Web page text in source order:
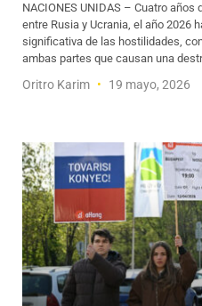
NACIONES UNIDAS – Cuatro
entre Rusia y Ucrania, el año 2026
significativa de las hostilidades,
ambas partes que causan una
Oritro Karim 19 mayo, 2026